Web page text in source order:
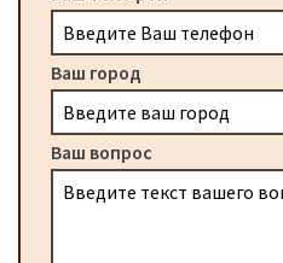
Ваш город
Ваш вопрос